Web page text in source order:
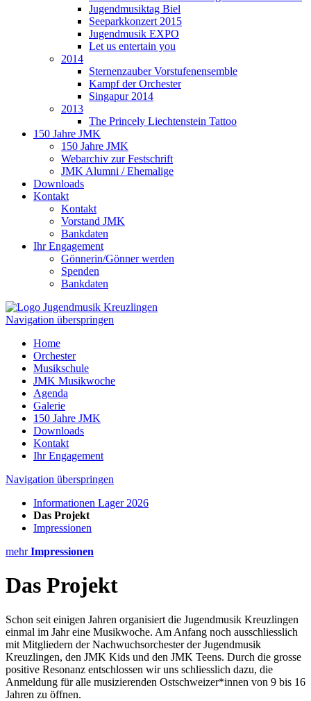
Jugendmusiktag Biel
Seeparkkonzert 2015
Jugendmusik EXPO
Let us entertain you
2014
Sternenzauber Vorstufenensemble
Kampf der Orchester
Singapur 2014
2013
The Princely Liechtenstein Tattoo
150 Jahre JMK
150 Jahre JMK
Webarchiv zur Festschrift
JMK Alumni / Ehemalige
Downloads
Kontakt
Kontakt
Vorstand JMK
Bankdaten
Ihr Engagement
Gönnerin/Gönner werden
Spenden
Bankdaten
Navigation überspringen
Home
Orchester
Musikschule
JMK Musikwoche
Agenda
Galerie
150 Jahre JMK
Downloads
Kontakt
Ihr Engagement
Navigation überspringen
Informationen Lager 2026
Das Projekt
Impressionen
mehrImpressionen
Das Projekt
Schon seit einigen Jahren organisiert die Jugendmusik Kreuzlingen
einmal im Jahr eine Musikwoche. Am Anfang noch ausschliesslich
mit Mitgliedern der Nachwuchsorchester der Jugendmusik
Kreuzlingen, den JMK Kids und den JMK Teens. Durch die grosse
positive Resonanz entschlossen wir uns schliesslich dazu, die
Anmeldung für alle musizierenden Ostschweizer*innen von 9 bis 16
Jahren zu öffnen.